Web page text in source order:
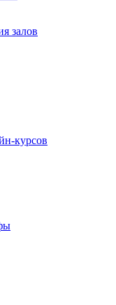
залов
курсов